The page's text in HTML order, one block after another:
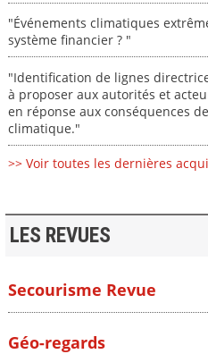
"Événements climatiques
système financier ? "
"Identification de lignes
à proposer aux autorités et
en réponse aux conséquences
climatique."
>> Voir toutes les dernières
LES REVUES
Secourisme Revue
Géo-regards